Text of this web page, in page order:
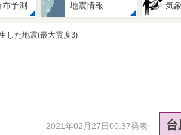
予測 地震情報 気
した地震(最大震度3)
2021年02月27日00:37発表